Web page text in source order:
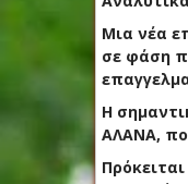
Μια νέα
σε φάση
Η
ΑΛΑΝΑ,